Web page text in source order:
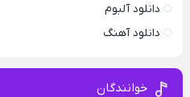
دانلود آلبوم
دانلود آهنگ
خوانندگان